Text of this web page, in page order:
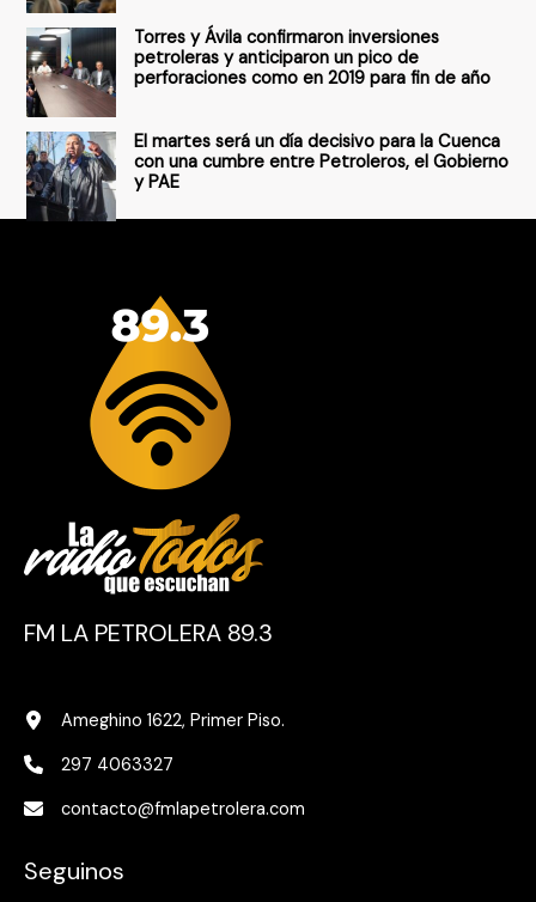
Torres y Ávila confirmaron inversiones
petroleras y anticiparon un pico de
perforaciones como en 2019 para fin de año
El martes será un día decisivo para la Cuenca
con una cumbre entre Petroleros, el Gobierno
y PAE
FM LA PETROLERA 89.3
Ameghino 1622, Primer Piso.
297 4063327
contacto@fmlapetrolera.com
Seguinos